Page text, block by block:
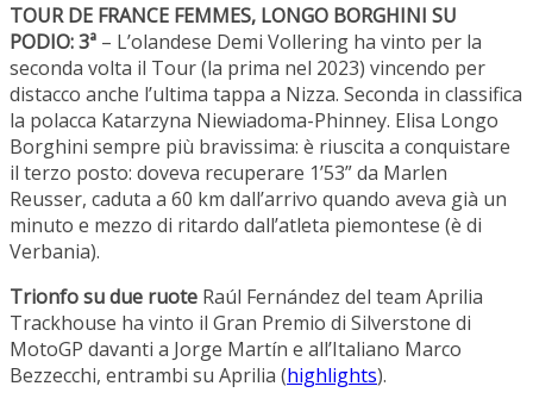
TOUR DE FRANCE FEMMES, LONGO BORGHINI SU
PODIO: 3ª – L’olandese Demi Vollering ha vinto per la
seconda volta il Tour (la prima nel 2023) vincendo per
distacco anche l’ultima tappa a Nizza. Seconda in classifica
la polacca Katarzyna Niewiadoma-Phinney. Elisa Longo
Borghini sempre più bravissima: è riuscita a conquistare
il terzo posto: doveva recuperare 1’53” da Marlen
Reusser, caduta a 60 km dall’arrivo quando aveva già un
minuto e mezzo di ritardo dall’atleta piemontese (è di
Verbania).
Trionfo su due ruote Raúl Fernández del team Aprilia
Trackhouse ha vinto il Gran Premio di Silverstone di
MotoGP davanti a Jorge Martín e all’Italiano Marco
Bezzecchi, entrambi su Aprilia (highlights).